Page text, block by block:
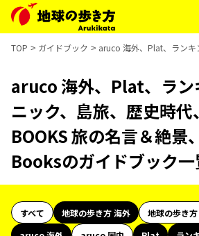
TOP ガイドブック aruco 海外、Plat、ランキ
aruco 海外、Plat、ラン
ニック、島旅、歴史時代
BOOKS 旅の名言＆絶景
Booksのガイドブック
すべて 地球の歩き方 海外
地球の歩き方